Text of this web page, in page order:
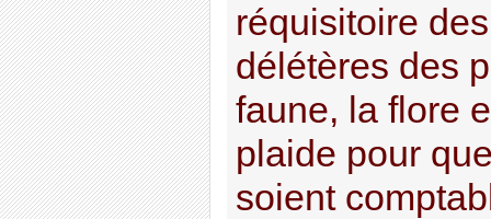
réquisitoire
délétères des
faune, la flore
plaide pour
soient